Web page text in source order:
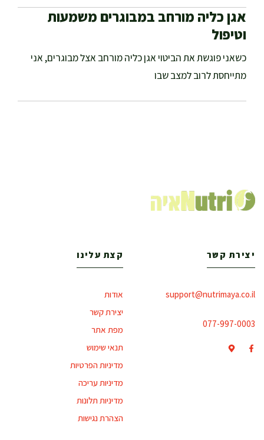
אגן כליה מורחב במבוגרים משמעות
וטיפול
כשאני פוגשת את הביטוי אגן כליה מורחב אצל מבוגרים, אני
מתייחסת לרוב למצב שבו
יצירת קשר
support@nutrimaya.co.il
077-997-0003
קצת עלינו
אודות
יצירת קשר
מפת אתר
תנאי שימוש
מדיניות הפרטיות
מדיניות עריכה
מדיניות תלונות
הצהרת נגישות